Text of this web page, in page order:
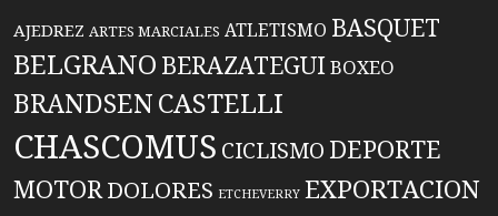
AJEDREZ ARTES MARCIALES ATLETISMO BASQUET
BELGRANO BERAZATEGUIBOXEO
BRANDSENCASTELLI
CHASCOMUS CICLISMO DEPORTE
MOTORDOLORES ETCHEVERRY EXPORTACION